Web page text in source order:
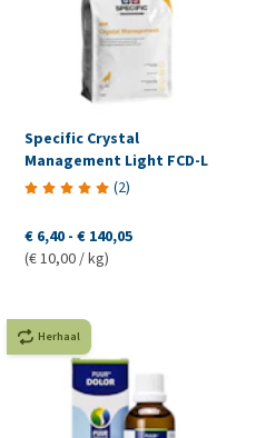
Specific Crystal
Management Light FCD-L
(2)
€ 6,40 - € 140,05
(€ 10,00 / kg)
Herhaal